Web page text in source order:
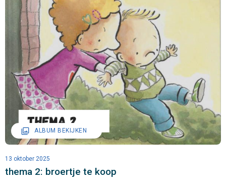
filter ALBUM BEKIJKEN
13 oktober 2025
thema 2: broertje te koop